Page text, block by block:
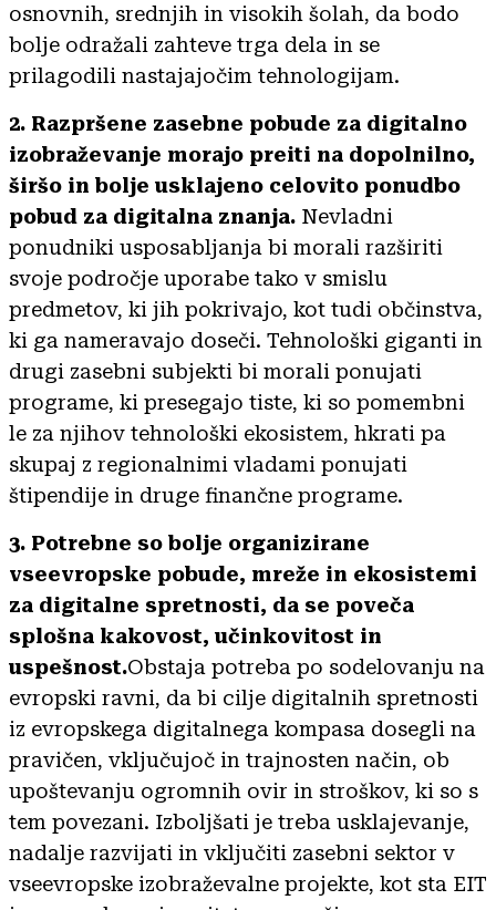
osnovnih, srednjih in visokih šolah, da bodo
bolje odražali zahteve trga dela in se
prilagodili nastajajočim tehnologijam.
2. Razpršene zasebne pobude za digitalno
izobraževanje morajo preiti na dopolnilno,
širšo in bolje usklajeno celovito ponudbo
pobud za digitalna znanja. Nevladni
ponudniki usposabljanja bi morali razširiti
svoje področje uporabe tako v smislu
predmetov, ki jih pokrivajo, kot tudi občinstva,
ki ga nameravajo doseči. Tehnološki giganti in
drugi zasebni subjekti bi morali ponujati
programe, ki presegajo tiste, ki so pomembni
le za njihov tehnološki ekosistem, hkrati pa
skupaj z regionalnimi vladami ponujati
štipendije in druge finančne programe.
3. Potrebne so bolje organizirane
vseevropske pobude, mreže in ekosistemi
za digitalne spretnosti, da se poveča
splošna kakovost, učinkovitost in
uspešnost.Obstaja potreba po sodelovanju na
evropski ravni, da bi cilje digitalnih spretnosti
iz evropskega digitalnega kompasa dosegli na
pravičen, vključujoč in trajnosten način, ob
upoštevanju ogromnih ovir in stroškov, ki so s
tem povezani. Izboljšati je treba usklajevanje,
nadalje razvijati in vključiti zasebni sektor v
vseevropske izobraževalne projekte, kot sta EIT